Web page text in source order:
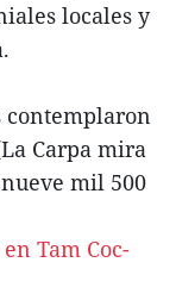
locales y
contemplaron
Carpa mira
mil 500